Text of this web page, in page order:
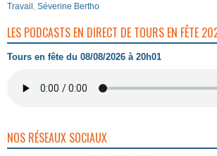
Travail , Séverine Bertho
LES PODCASTS EN DIRECT DE TOURS EN FÊTE
Tours en fête du 08/08/2026 à 20h01
NOS RÉSEAUX SOCIAUX